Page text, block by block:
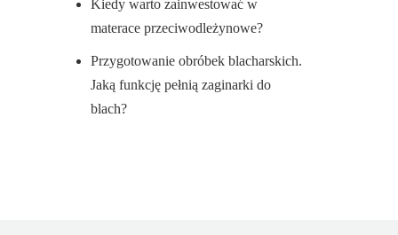
Kiedy warto zainwestować w
materace przeciwodleżynowe?
Przygotowanie obróbek blacharskich.
Jaką funkcję pełnią zaginarki do
blach?